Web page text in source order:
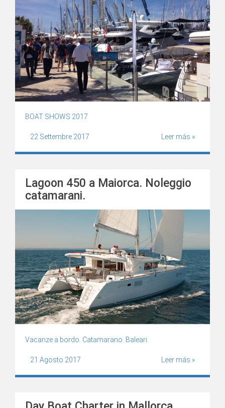
BOAT SHOWS 2017
22 Settembre 2017 Leer más »
Lagoon 450 a Maiorca. Noleggio
catamarani.
Vacanze a bordo. Catamarano. Baleari.
21 Agosto 2017 Leer más »